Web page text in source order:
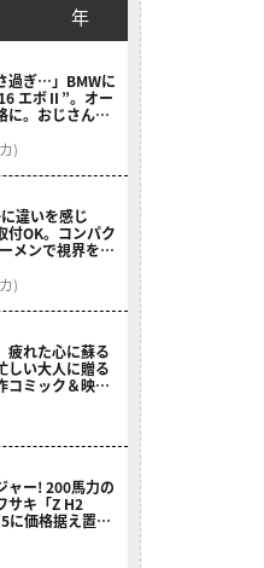
年
過ぎ…」BMWに
エボⅡ”。オー
に。おじさん達
)
違いを感じ
OK。コンパク
メンで視界を確
モール］
)
疲れた心に蘇る
しい大人に贈る
コミック＆映画
ャー! 200馬力の
サキ「Z H2
に価格据え置き